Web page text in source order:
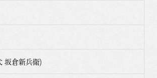
坂倉新兵衛)